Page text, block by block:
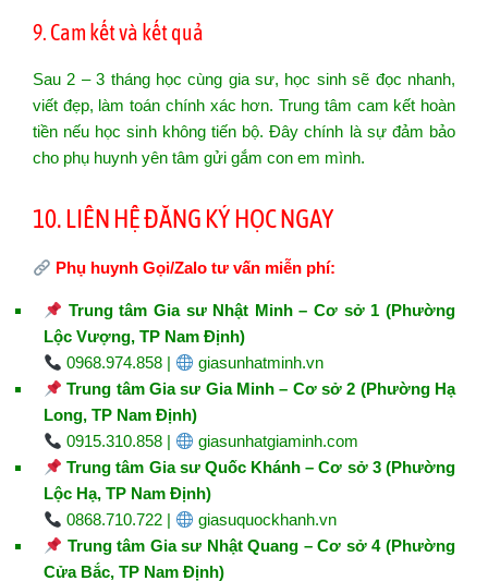
9. Cam kết và kết quả
Sau 2 – 3 tháng học cùng gia sư, học sinh sẽ đọc nhanh,
viết đẹp, làm toán chính xác hơn. Trung tâm cam kết hoàn
tiền nếu học sinh không tiến bộ. Đây chính là sự đảm bảo
cho phụ huynh yên tâm gửi gắm con em mình.
10. LIÊN HỆ ĐĂNG KÝ HỌC NGAY
Phụ huynh Gọi/Zalo tư vấn miễn phí:
Trung tâm Gia sư Nhật Minh – Cơ sở 1 (Phường
Lộc Vượng, TP Nam Định)
0968.974.858 |
giasunhatminh.vn
Trung tâm Gia sư Gia Minh – Cơ sở 2 (Phường Hạ
Long, TP Nam Định)
0915.310.858 |
giasunhatgiaminh.com
Trung tâm Gia sư Quốc Khánh – Cơ sở 3 (Phường
Lộc Hạ, TP Nam Định)
0868.710.722 |
giasuquockhanh.vn
Trung tâm Gia sư Nhật Quang – Cơ sở 4 (Phường
Cửa Bắc, TP Nam Định)